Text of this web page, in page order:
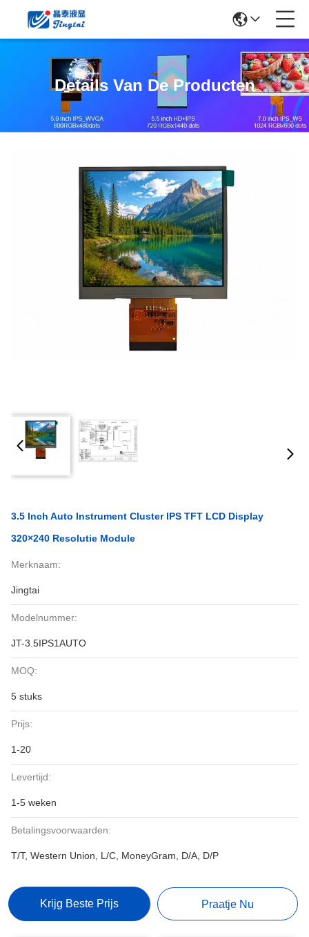
Details Van De Producten
3.5 Inch Auto Instrument Cluster IPS TFT LCD Display
320×240 Resolutie Module
Merknaam:
Jingtai
Modelnummer:
JT-3.5IPS1AUTO
MOQ:
5 stuks
Prijs:
1-20
Levertijd:
1-5 weken
Betalingsvoorwaarden:
T/T, Western Union, L/C, MoneyGram, D/A, D/P
Krijg Beste Prijs Praatje Nu